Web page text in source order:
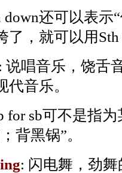
down还可以表示
了，就可以用
: 说唱音乐，饶舌
代音乐。
for sb可不是指
背黑锅”。
: 闪电舞，劲